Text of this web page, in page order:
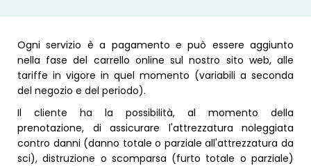
Ogni servizio è a pagamento e può essere aggiunto
nella fase del carrello online sul nostro sito web, alle
tariffe in vigore in quel momento (variabili a seconda
del negozio e del periodo).
Il cliente ha la possibilità, al momento della
prenotazione, di assicurare l'attrezzatura noleggiata
contro danni (danno totale o parziale all'attrezzatura da
sci), distruzione o scomparsa (furto totale o parziale)